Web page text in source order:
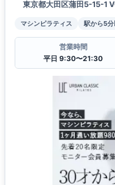
東京都大田区蒲田5-15-1
マシンピラティス 駅から5
営業時間
平日 9:30〜21:30